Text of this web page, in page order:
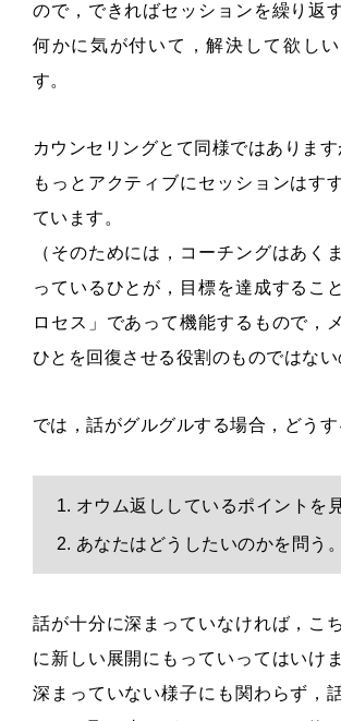
ので，できればセッションを繰り返
何かに気が付いて，解決して欲し
す。
カウンセリングとて同様ではあります
もっとアクティブにセッションはす
ています。
（そのためには，コーチングはあく
っているひとが，目標を達成するこ
ロセス」であって機能するもので，
ひとを回復させる役割のものではない
では，話がグルグルする場合，どうす
オウム返ししているポイントを
あなたはどうしたいのかを問う。
話が十分に深まっていなければ，こ
に新しい展開にもっていってはいけ
深まっていない様子にも関わらず，